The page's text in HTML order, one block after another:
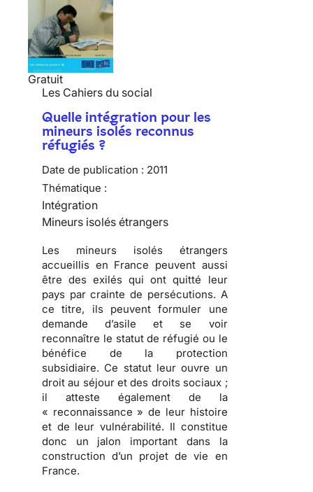
Gratuit
Les Cahiers du social
Quelle intégration pour les
mineurs isolés reconnus
réfugiés ?
Date de publication : 2011
Thématique :
Intégration
Mineurs isolés étrangers
Les mineurs isolés étrangers
accueillis en France peuvent aussi
être des exilés qui ont quitté leur
pays par crainte de persécutions. A
ce titre, ils peuvent formuler une
demande d’asile et se voir
reconnaître le statut de réfugié ou le
bénéfice de la protection
subsidiaire. Ce statut leur ouvre un
droit au séjour et des droits sociaux ;
il atteste également de la
« reconnaissance » de leur histoire
et de leur vulnérabilité. Il constitue
donc un jalon important dans la
construction d’un projet de vie en
France.